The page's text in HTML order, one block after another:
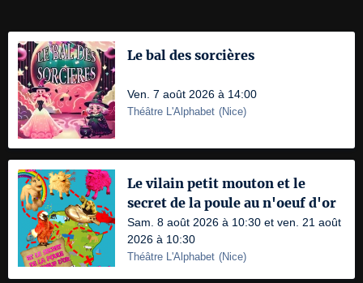
Le bal des sorcières
Ven. 7 août 2026 à 14:00
Théâtre L'Alphabet (Nice)
Le vilain petit mouton et le
secret de la poule au n'oeuf d'or
Sam. 8 août 2026 à 10:30 et ven. 21 août
2026 à 10:30
Théâtre L'Alphabet (Nice)